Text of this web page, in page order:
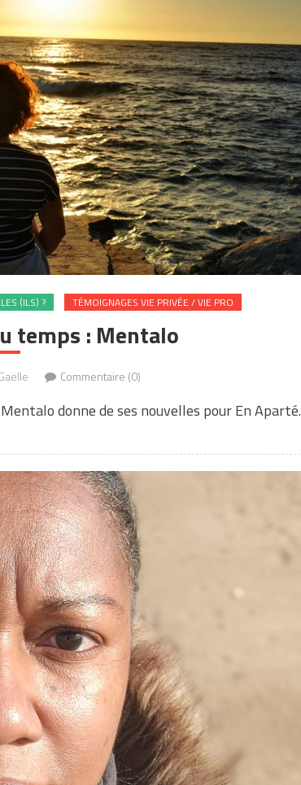
(ILS) ? TÉMOIGNAGES VIE PRIVÉE / VIE PRO
temps : Mentalo
Commentaire (0)
donne de ses nouvelles pour En Aparté.